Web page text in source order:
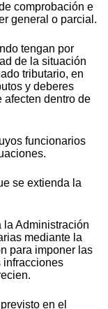
comprobación e
general o parcial.
tengan por
de la situación
tributario, en
y deberes
afecten dentro de
funcionarios
se extienda la
Administración
mediante la
para imponer las
infracciones
en el